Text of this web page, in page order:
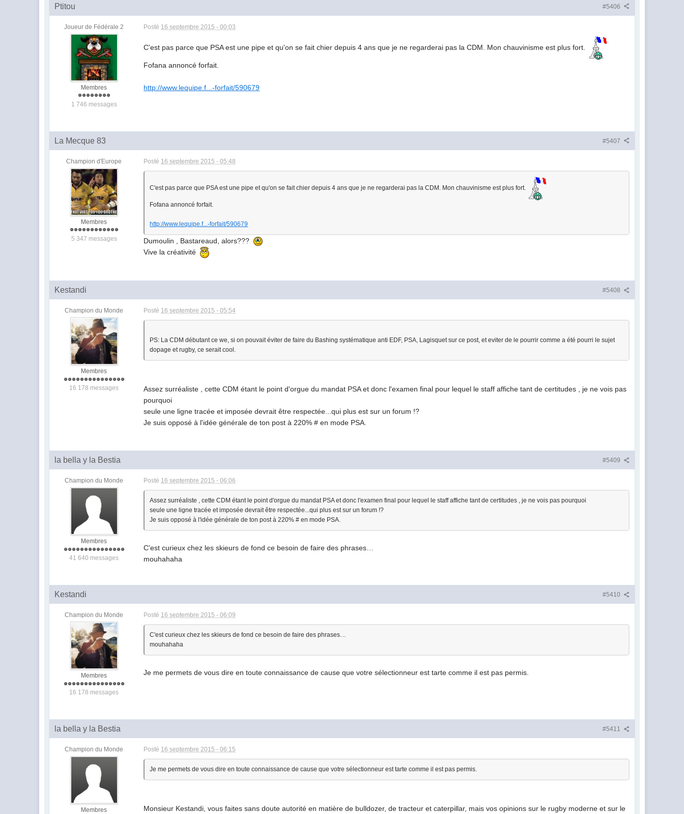
#5406
Ptitou
Joueur de Fédérale 2
Membres
1 746 messages
Posté 16 septembre 2015 - 00:03
C'est pas parce que PSA est une pipe et qu'on se fait chier depuis 4 ans que je ne regarderai pas la CDM. Mon chauvinisme est plus fort.
Fofana annoncé forfait.
http://www.lequipe.f...-forfait/590679
#5407
La Mecque 83
Champion d'Europe
Membres
5 347 messages
Posté 16 septembre 2015 - 05:48
C'est pas parce que PSA est une pipe et qu'on se fait chier depuis 4 ans que je ne regarderai pas la CDM. Mon chauvinisme est plus fort.
Fofana annoncé forfait.
http://www.lequipe.f...-forfait/590679
Dumoulin , Bastareaud, alors???
Vive la créativité
#5408
Kestandi
Champion du Monde
Membres
16 178 messages
Posté 16 septembre 2015 - 05:54
PS: La CDM débutant ce we, si on pouvait éviter de faire du Bashing systématique anti EDF, PSA, Lagisquet sur ce post, et eviter de le pourrir comme a été pourri le sujet
dopage et rugby, ce serait cool.
Assez surréaliste , cette CDM étant le point d'orgue du mandat PSA et donc l'examen final pour lequel le staff affiche tant de certitudes , je ne vois pas
pourquoi
seule une ligne tracée et imposée devrait être respectée...qui plus est sur un forum !?
Je suis opposé à l'idée générale de ton post à 220% # en mode PSA.
#5409
la bella y la Bestia
Champion du Monde
Membres
41 640 messages
Posté 16 septembre 2015 - 06:06
Assez surréaliste , cette CDM étant le point d'orgue du mandat PSA et donc l'examen final pour lequel le staff affiche tant de certitudes , je ne vois pas pourquoi
seule une ligne tracée et imposée devrait être respectée...qui plus est sur un forum !?
Je suis opposé à l'idée générale de ton post à 220% # en mode PSA.
C'est curieux chez les skieurs de fond ce besoin de faire des phrases…
mouhahaha
#5410
Kestandi
Champion du Monde
Membres
16 178 messages
Posté 16 septembre 2015 - 06:09
C'est curieux chez les skieurs de fond ce besoin de faire des phrases…
mouhahaha
Je me permets de vous dire en toute connaissance de cause que votre sélectionneur est tarte comme il est pas permis.
#5411
la bella y la Bestia
Champion du Monde
Membres
Posté 16 septembre 2015 - 06:15
Je me permets de vous dire en toute connaissance de cause que votre sélectionneur est tarte comme il est pas permis.
Monsieur Kestandi, vous faites sans doute autorité en matière de bulldozer, de tracteur et caterpillar, mais vos opinions sur le rugby moderne et sur le